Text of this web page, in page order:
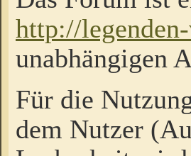
http://
unabhängigen
Für die
dem Nutzer